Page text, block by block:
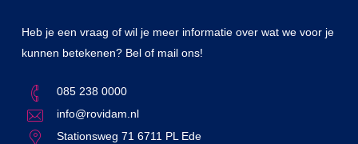
Heb je een vraag of wil je meer informatie over wat we voor je
kunnen betekenen? Bel of mail ons!
085 238 0000
info@rovidam.nl
Stationsweg 71 6711 PL Ede